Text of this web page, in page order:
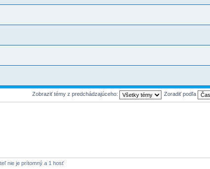
Zobraziť témy z predchádzajúceho: Zoradiť podľa
nie je prítomný a 1 hosť